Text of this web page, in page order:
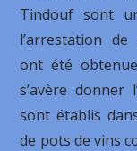
Tindouf sont
l’arrestation
ont été
s’avère donner
sont établis
de pots de vins